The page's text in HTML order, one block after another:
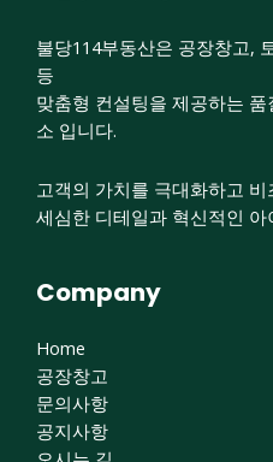
불당114부동산은 공장창고,
등
맞춤형 컨설팅을 제공하는
소 입니다.
고객의 가치를 극대화하고
세심한 디테일과 혁신적인
Company
Home
공장창고
문의사항
공지사항